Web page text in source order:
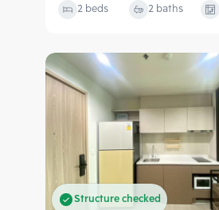
2 beds 2 baths
Structure checked